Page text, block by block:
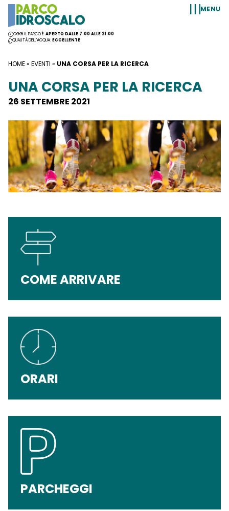
Vai al contenuto
OGGI IL PARCO È:APERTO DALLE 7:00 ALLE 21:00
QUALITÀ DELL'ACQUA:ECCELLENTE
MENU
HOME» EVENTI » UNA CORSA PER LA RICERCA
UNA CORSA PER LA RICERCA
26 SETTEMBRE 2021
COME ARRIVARE
ORARI
PARCHEGGI